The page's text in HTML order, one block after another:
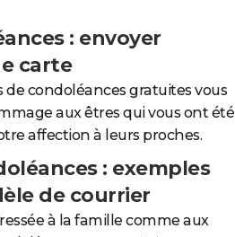
: envoyer
carte
de condoléances gratuites vous
aux êtres qui vous ont été
affection à leurs proches.
: exemples
de courrier
à la famille comme aux